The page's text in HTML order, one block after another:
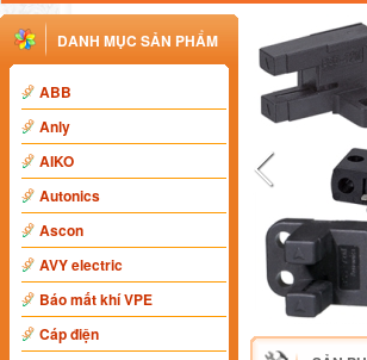
DANH MỤC SẢN PHẨM
ABB
Anly
AIKO
Autonics
Ascon
AVY electric
Báo mất khí VPE
Cáp điện